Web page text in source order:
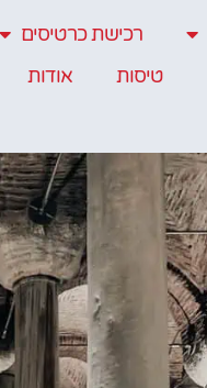
רכישת כרטיסים
טיסות
אודות